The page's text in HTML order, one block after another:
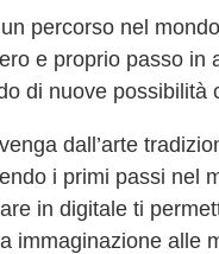
percorso nel
e proprio passo in
di nuove possibilità
dall’arte
i primi passi nel
in digitale ti
immaginazione alle